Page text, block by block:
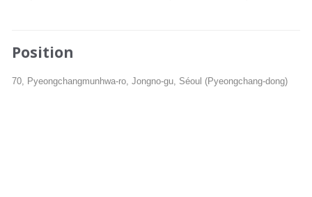
Position
70, Pyeongchangmunhwa-ro, Jongno-gu, Séoul (Pyeongchang-dong)